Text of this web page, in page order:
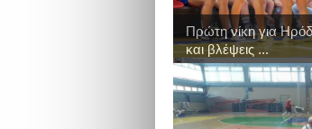
Πρώτη νίκη για
και βλέψεις ...